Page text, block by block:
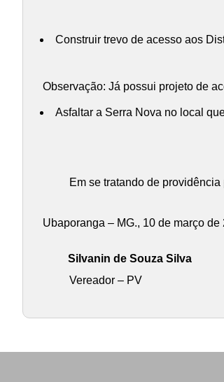
Construir trevo de acesso aos
Observação: Já possui projeto de
Asfaltar a Serra Nova no local
Em se tratando de
Ubaporanga – MG., 10 de março de
Silvanin de Souza Silva
Vereador – PV